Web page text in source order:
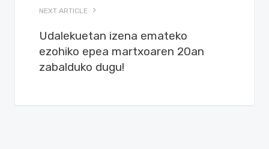
NEXT ARTICLE
Udalekuetan izena emateko
ezohiko epea martxoaren 20an
zabalduko dugu!